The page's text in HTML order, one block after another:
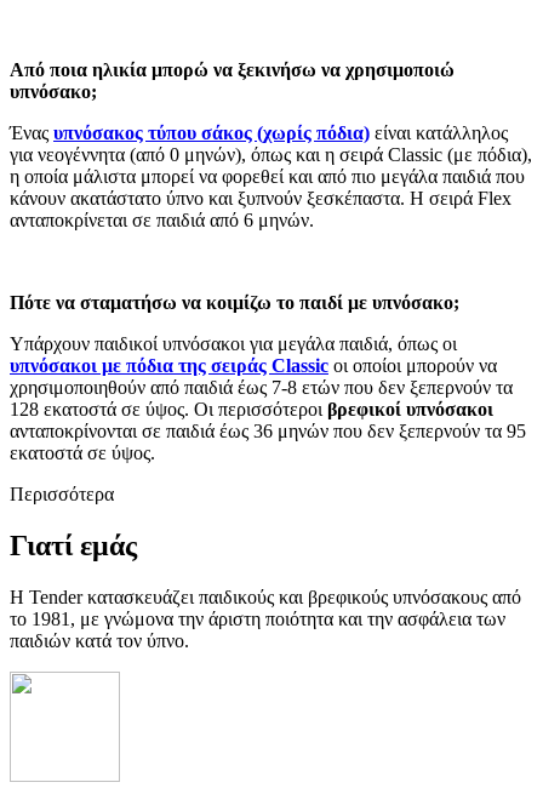
Από ποια ηλικία μπορώ να ξεκινήσω να χρησιμοποιώ
υπνόσακο;
Ένας υπνόσακος τύπου σάκος (χωρίς πόδια) είναι κατάλληλος
για νεογέννητα (από 0 μηνών), όπως και η σειρά Classic (με πόδια),
η οποία μάλιστα μπορεί να φορεθεί και από πιο μεγάλα παιδιά που
κάνουν ακατάστατο ύπνο και ξυπνούν ξεσκέπαστα. Η σειρά Flex
ανταποκρίνεται σε παιδιά από 6 μηνών.
Πότε να σταματήσω να κοιμίζω το παιδί με υπνόσακο;
Υπάρχουν παιδικοί υπνόσακοι για μεγάλα παιδιά, όπως οι
υπνόσακοι με πόδια της σειράς Classic οι οποίοι μπορούν να
χρησιμοποιηθούν από παιδιά έως 7-8 ετών που δεν ξεπερνούν τα
128 εκατοστά σε ύψος. Οι περισσότεροιβρεφικοί υπνόσακοι
ανταποκρίνονται σε παιδιά έως 36 μηνών που δεν ξεπερνούν τα 95
εκατοστά σε ύψος.
Περισσότερα
Γιατί εμάς
Η Tender κατασκευάζει παιδικούς και βρεφικούς υπνόσακους από
το 1981, με γνώμονα την άριστη ποιότητα και την ασφάλεια των
παιδιών κατά τον ύπνο.